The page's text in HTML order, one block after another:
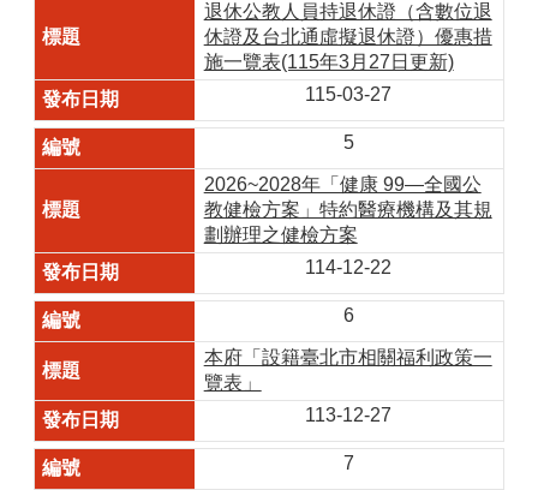
退休公教人員持退休證（含數位退
休證及台北通虛擬退休證）優惠措
施一覽表(115年3月27日更新)
115-03-27
5
2026~2028年「健康 99—全國公
教健檢方案」特約醫療機構及其規
劃辦理之健檢方案
114-12-22
6
本府「設籍臺北市相關福利政策一
覽表」
113-12-27
7